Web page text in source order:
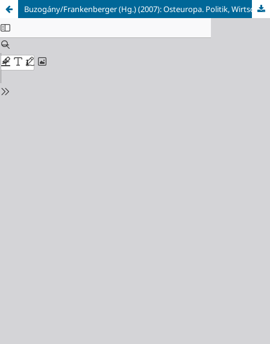
Buzogány/Frankenberger (Hg.) (2007): Osteuropa. Politik, Wirtschaft und Gesellschaft